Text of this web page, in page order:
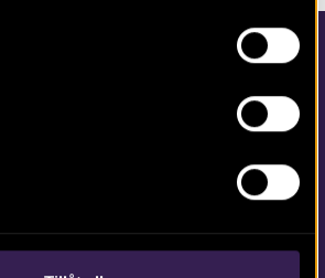
Tfn vx: 010-480 80 00